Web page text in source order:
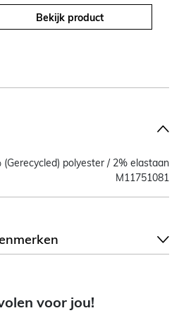
Bekijk product
(Gerecycled) polyester / 2% elastaan
M11751081
voor jou!